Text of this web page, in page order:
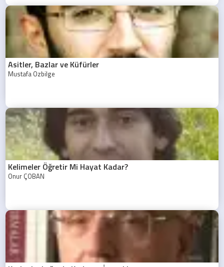
Asitler, Bazlar ve Küfürler
Mustafa Özbilge
Kelimeler Öğretir Mi Hayat Kadar?
Onur ÇOBAN